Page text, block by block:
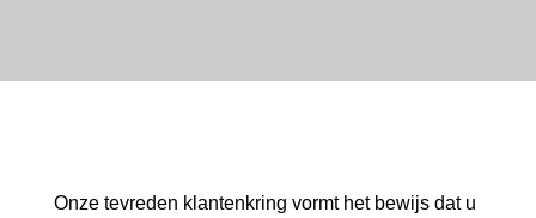
Onze tevreden klantenkring vormt het bewijs dat u